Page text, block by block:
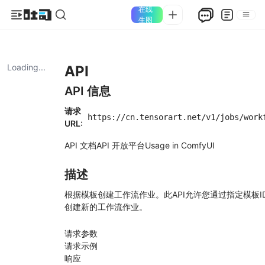
在线
生图
Loading... API
API 信息
请求
URL:
https://cn.tensorart.net/v1/jobs/
API 文档API 开放平台Usage in ComfyUI
描述
根据模板创建工作流作业。此API允许您通过指定模板
创建新的工作流作业。
请求参数
请求示例
响应